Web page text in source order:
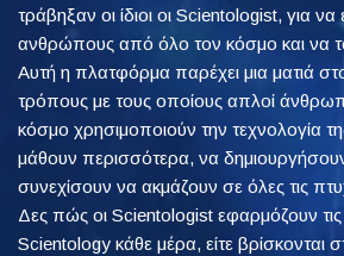
τράβηξαν οι ίδιοι οι Scientologist, για
ανθρώπους από όλο τον κόσμο και να
Αυτή η πλατφόρμα παρέχει μια ματιά
τρόπους με τους οποίους απλοί
κόσμο χρησιμοποιούν την τεχνολογία
μάθουν περισσότερα, να
συνεχίσουν να ακμάζουν σε όλες τις
Δες πώς οι Scientologist εφαρμόζουν τις
Scientology κάθε μέρα, είτε βρίσκονται